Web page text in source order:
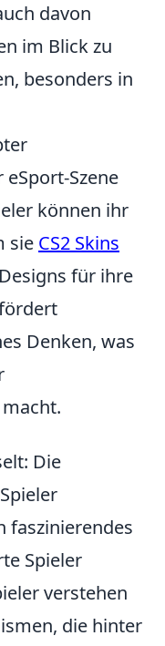
davon
im Blick zu
besonders in
Szene
können ihr
sie CS2 Skins
für ihre
Denken, was
Die
faszinierendes
Spieler
verstehen
die hinter